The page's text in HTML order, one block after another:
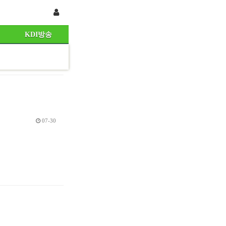
KDI방송
07-30